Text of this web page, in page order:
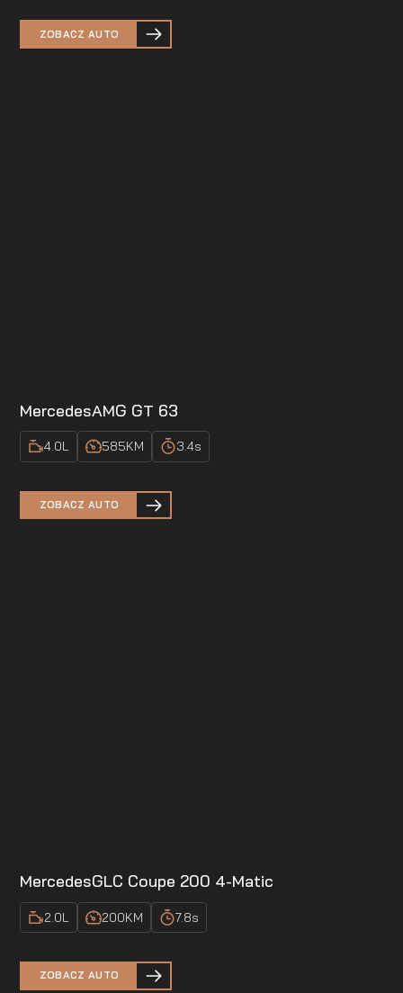
ZOBACZ AUTO
MercedesAMG GT 63
4.0L 585KM 3.4s
ZOBACZ AUTO
MercedesGLC Coupe 200 4-Matic
2.0L 200KM 7.8s
ZOBACZ AUTO